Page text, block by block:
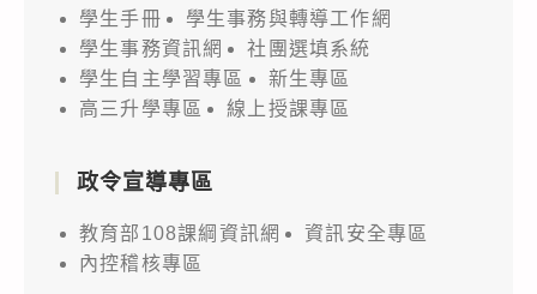
學生手冊
學生事務與轉導工作網
學生事務資訊網
社團選填系統
學生自主學習專區
新生專區
高三升學專區
線上授課專區
政令宣導專區
教育部108課綱資訊網
資訊安全專區
內控稽核專區